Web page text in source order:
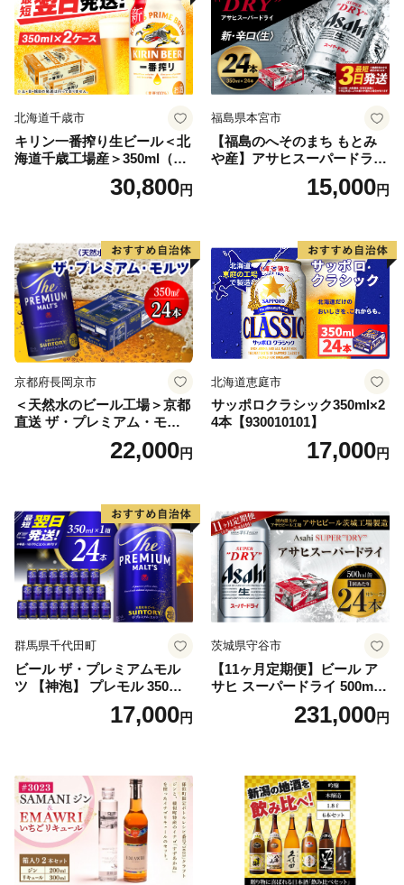
北海道千歳市
キリン一番搾り生ビール＜北
海道千歳工場産＞350ml（24
30,800円
福島県本宮市
【福島のへそのまち もとみ
や産】アサヒスーパードライ
350ml×24本 合計8.4L 1ケー
ス アルコール度数5% 缶ビー
口 送料無料 カメイ 本宮市
【07214-0206】
15,000円
京都府長岡京市
＜天然水のビール工場＞京都
直送 ザ・プレミアム・モル
ツ 350ml×24本 プレモル [149
22,000円
北海道恵庭市
サッポロクラシック350ml×2
4本【930010101】
17,000円
群馬県千代田町
ビール ザ・プレミアムモル
ツ 【神泡】 プレモル 350ml
× 24本 サントリー〈天然水の
ビール工場〉群馬※沖縄・離
17,000円
茨城県守谷市
【11ヶ月定期便】ビール ア
サヒ スーパードライ 500ml 2
4本 1ケース×11ヶ月 | アサヒ
ビール 究極の辛口 酒 お酒 ア
uper dry 11回 缶ビール 缶 ギ
フト 内祝い 茨城県守谷市 送
料無料
231,000円